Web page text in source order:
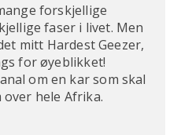
forskjellige
faser i livet. Men
mitt Hardest Geezer,
for øyeblikket!
om en kar som skal
hele Afrika.